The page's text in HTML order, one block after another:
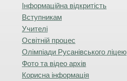
Інформаційна відкритість
Вступникам
Учителі
Освітній процес
Олімпіади Русанівського ліцею
Фото та відео архів
Корисна інформація